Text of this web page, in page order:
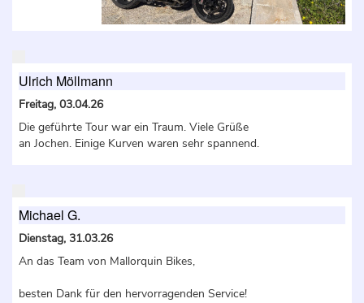
Ulrich Möllmann
Freitag, 03.04.26
Die geführte Tour war ein Traum. Viele Grüße
an Jochen. Einige Kurven waren sehr spannend.
Michael G.
Dienstag, 31.03.26
An das Team von Mallorquin Bikes,
besten Dank für den hervorragenden Service!